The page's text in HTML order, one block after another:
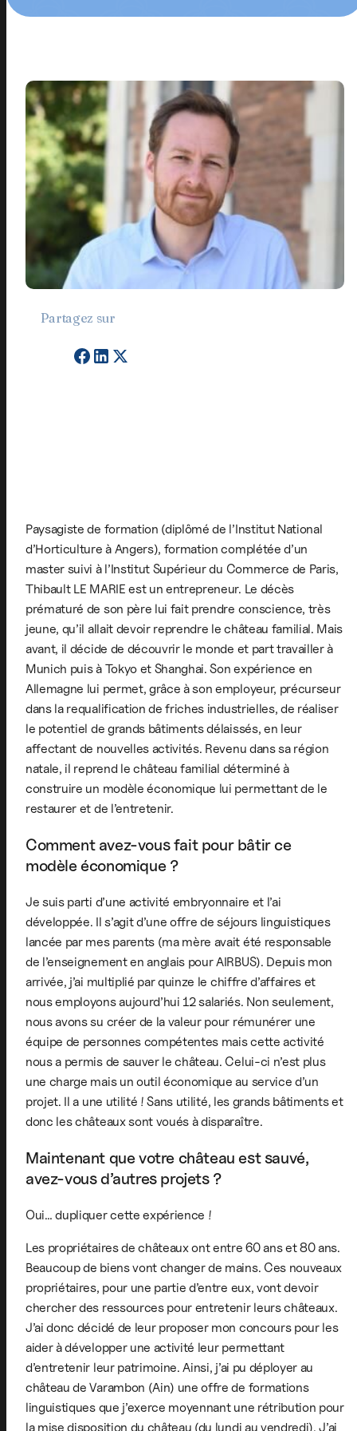
Partagez sur
Paysagiste de formation (diplômé de l’Institut National
d’Horticulture à Angers), formation complétée d’un
master suivi à l’Institut Supérieur du Commerce de Paris,
Thibault LE MARIE est un entrepreneur. Le décès
prématuré de son père lui fait prendre conscience, très
jeune, qu’il allait devoir reprendre le château familial. Mais
avant, il décide de découvrir le monde et part travailler à
Munich puis à Tokyo et Shanghai. Son expérience en
Allemagne lui permet, grâce à son employeur, précurseur
dans la requalification de friches industrielles, de réaliser
le potentiel de grands bâtiments délaissés, en leur
affectant de nouvelles activités. Revenu dans sa région
natale, il reprend le château familial déterminé à
construire un modèle économique lui permettant de le
restaurer et de l’entretenir.
Comment avez-vous fait pour bâtir ce
modèle économique ?
Je suis parti d’une activité embryonnaire et l’ai
développée. Il s’agit d’une offre de séjours linguistiques
lancée par mes parents (ma mère avait été responsable
de l’enseignement en anglais pour AIRBUS). Depuis mon
arrivée, j’ai multiplié par quinze le chiffre d’affaires et
nous employons aujourd’hui 12 salariés. Non seulement,
nous avons su créer de la valeur pour rémunérer une
équipe de personnes compétentes mais cette activité
nous a permis de sauver le château. Celui-ci n’est plus
une charge mais un outil économique au service d’un
projet. Il a une utilité ! Sans utilité, les grands bâtiments et
donc les châteaux sont voués à disparaître.
Maintenant que votre château est sauvé,
avez-vous d’autres projets ?
Oui… dupliquer cette expérience !
Les propriétaires de châteaux ont entre 60 ans et 80 ans.
Beaucoup de biens vont changer de mains. Ces nouveaux
propriétaires, pour une partie d’entre eux, vont devoir
chercher des ressources pour entretenir leurs châteaux.
J’ai donc décidé de leur proposer mon concours pour les
aider à développer une activité leur permettant
d’entretenir leur patrimoine. Ainsi, j’ai pu déployer au
château de Varambon (Ain) une offre de formations
linguistiques que j’exerce moyennant une rétribution pour
la mise disposition du château (du lundi au vendredi). J’ai